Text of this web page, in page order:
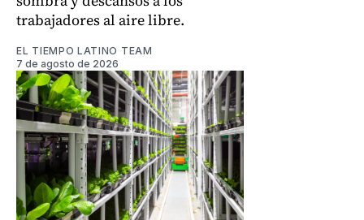
trabajadores al aire libre.
EL TIEMPO LATINO TEAM
7 de agosto de 2026